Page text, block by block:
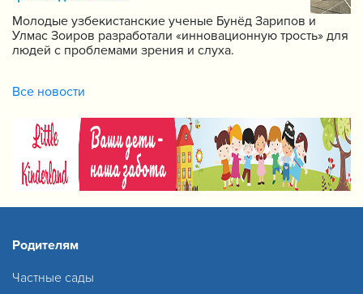
Молодые узбекистанские ученые Бунёд Зарипов и
Улмас Зоиров разработали «инновационную трость» для
людей с проблемами зрения и слуха.
Все новости
Родителям
Частные сады